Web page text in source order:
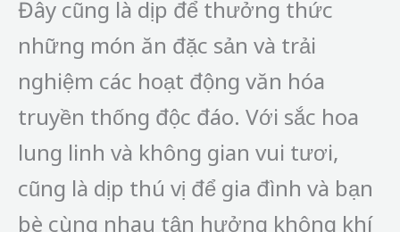
Đây cũng là dịp để thưởng thức
những món ăn đặc sản và trải
nghiệm các hoạt động văn hóa
truyền thống độc đáo. Với sắc hoa
lung linh và không gian vui tươi,
cũng là dịp thú vị để gia đình và bạn
bè cùng nhau tận hưởng không khí